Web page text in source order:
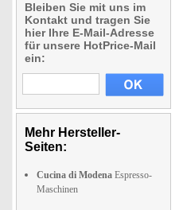
Bleiben Sie mit uns im
Kontakt und tragen Sie
hier Ihre E-Mail-Adresse
für unsere HotPrice-Mail
ein:
Mehr Hersteller-
Seiten:
Cucina di Modena Espresso-
Maschinen